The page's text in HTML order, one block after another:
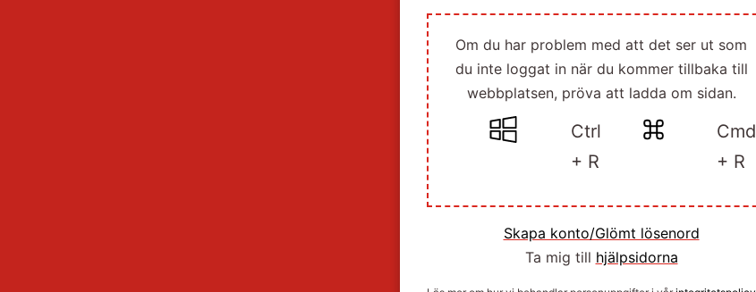
Om du har problem med att det ser ut som
du inte loggat in när du kommer tillbaka till
webbplatsen, pröva att ladda om sidan.
Ctrl
+ R
Cmd
+ R
Skapa konto/Glömt lösenord
Ta mig till hjälpsidorna